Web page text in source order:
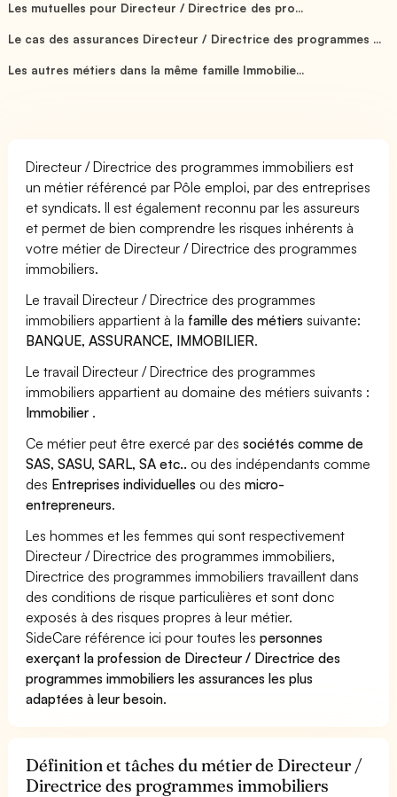
Les mutuelles pour Directeur / Directrice des pro...
Le cas des assurances Directeur / Directrice des programmes ...
Les autres métiers dans la même famille Immobilie...
Directeur / Directrice des programmes immobiliers est
un métier référencé par Pôle emploi, par des entreprises
et syndicats. Il est également reconnu par les assureurs
et permet de bien comprendre les risques inhérents à
votre métier de Directeur / Directrice des programmes
immobiliers.
Le travail Directeur / Directrice des programmes
immobiliers appartient à la famille des métiers suivante:
BANQUE, ASSURANCE, IMMOBILIER.
Le travail Directeur / Directrice des programmes
immobiliers appartient au domaine des métiers suivants :
Immobilier .
Ce métier peut être exercé par dessociétés comme de
SAS, SASU, SARL, SA etc.. ou des indépendants comme
des Entreprises individuelles ou desmicro-
entrepreneurs.
Les hommes et les femmes qui sont respectivement
Directeur / Directrice des programmes immobiliers,
Directrice des programmes immobiliers travaillent dans
des conditions de risque particulières et sont donc
exposés à des risques propres à leur métier.
SideCare référence ici pour toutes lespersonnes
exerçant la profession de Directeur / Directrice des
programmes immobiliers les assurances les plus
adaptées à leur besoin.
Définition et tâches du métier de Directeur /
Directrice des programmes immobiliers